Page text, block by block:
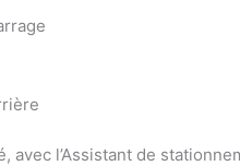
avec l’Assistant de